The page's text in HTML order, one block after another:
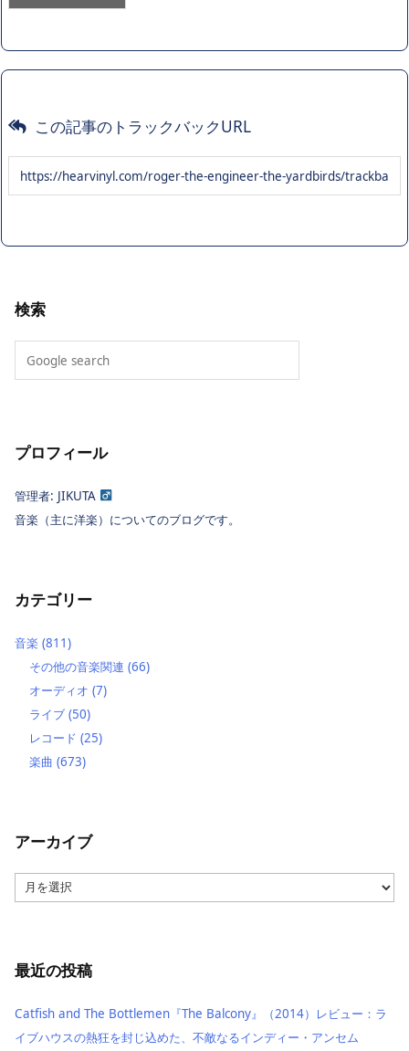
この記事のトラックバックURL
検索
プロフィール
管理者: JIKUTA
音楽（主に洋楽）についてのブログです。
カテゴリー
音楽 (811)
その他の音楽関連 (66)
オーディオ (7)
ライブ (50)
レコード (25)
楽曲 (673)
アーカイブ
ー
最近の投稿
Catfish and The Bottlemen『The Balcony』（2014）レビュー：ラ
イブハウスの熱狂を封じ込めた、不敵なるインディー・アンセム